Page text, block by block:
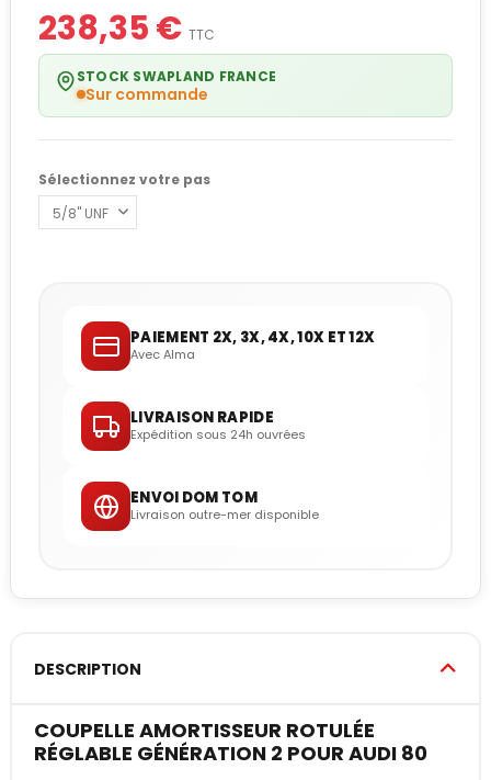
238,35 € TTC
STOCK SWAPLAND FRANCE
Sur commande
Sélectionnez votre pas
PAIEMENT 2X, 3X, 4X, 10X ET 12X
Avec Alma
LIVRAISON RAPIDE
Expédition sous 24h ouvrées
ENVOI DOM TOM
Livraison outre-mer disponible
DESCRIPTION
COUPELLE AMORTISSEUR ROTULÉE
RÉGLABLE GÉNÉRATION 2 POUR AUDI 80